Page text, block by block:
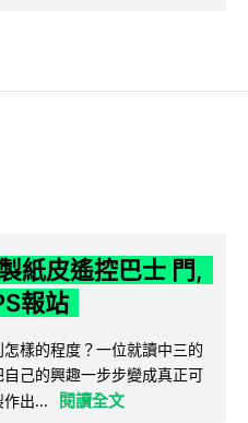
紙皮遙控巴士 門,
報站
樣的程度？一位就讀中三的
己的興趣一步步變成真正可
出...
閱讀全文